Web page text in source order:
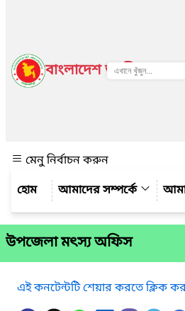
বাংলাদেশ জাতীয় তথ্য
মেনু নির্বাচন করুন
আমাদের সম্পর্কে
উপজেলা মৎস্য অফিস
এই কনটেন্টটি শেয়ার করতে ক্লিক